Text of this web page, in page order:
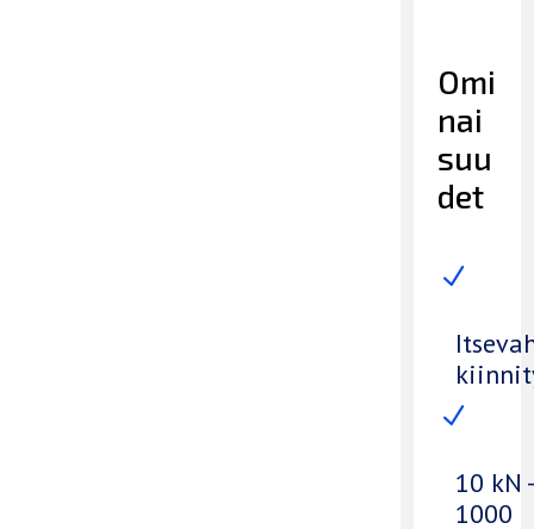
Omi
nai
suu
det
N
N
10 kN -
1000